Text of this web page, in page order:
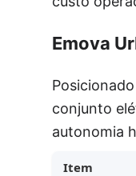
Emova
conjunto
autonomia
Item